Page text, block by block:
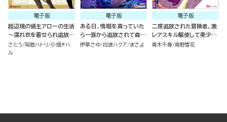
電子版
超辺境の領主アローの生活
～濡れ衣を着せられ追放さ
れましたが、二人の女神と
新生活を送ります～ コミッ
さとう 匈歌ハトリ 小畑チハ
ル
電子版
ある日、惰眠を貪っていた
ら一族から追放されて森に
捨てられました そのまま
伊草さゆ 白波ハクア まさよ
電子版
二度追放された冒険者、激
レアスキル駆使して美少女
軍団を育成中！ コミック版
青木千尋 南野雪花